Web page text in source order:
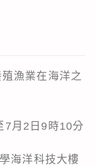
漁業在海洋之
7月2日9時10分
海洋科技大樓